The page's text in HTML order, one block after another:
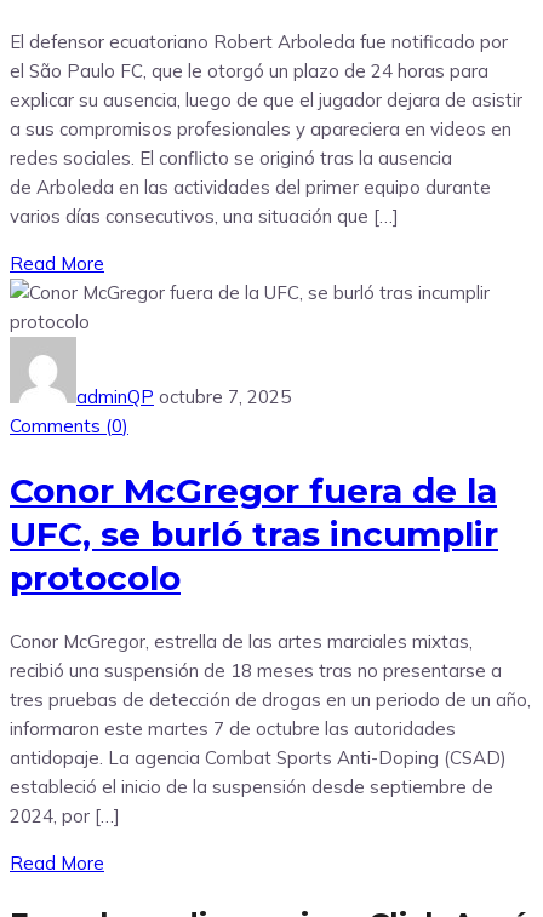
El defensor ecuatoriano Robert Arboleda fue notificado por
el São Paulo FC, que le otorgó un plazo de 24 horas para
explicar su ausencia, luego de que el jugador dejara de asistir
a sus compromisos profesionales y apareciera en videos en
redes sociales. El conflicto se originó tras la ausencia
de Arboleda en las actividades del primer equipo durante
varios días consecutivos, una situación que […]
Read More
adminQP octubre 7, 2025
Comments (0)
Conor McGregor fuera de la
UFC, se burló tras incumplir
protocolo
Conor McGregor, estrella de las artes marciales mixtas,
recibió una suspensión de 18 meses tras no presentarse a
tres pruebas de detección de drogas en un periodo de un año,
informaron este martes 7 de octubre las autoridades
antidopaje. La agencia Combat Sports Anti-Doping (CSAD)
estableció el inicio de la suspensión desde septiembre de
2024, por […]
Read More